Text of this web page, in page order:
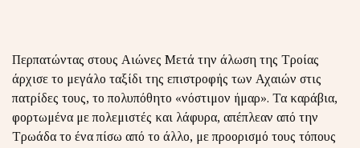
Περπατώντας στους Αιώνες Μετά την άλωση της Τροίας
άρχισε το μεγάλο ταξίδι της επιστροφής των Αχαιών στις
πατρίδες τους, το πολυπόθητο «νόστιμον ήμαρ». Τα καράβια,
φορτωμένα με πολεμιστές και λάφυρα, απέπλεαν από την
Τρωάδα το ένα πίσω από το άλλο, με προορισμό τους τόπους